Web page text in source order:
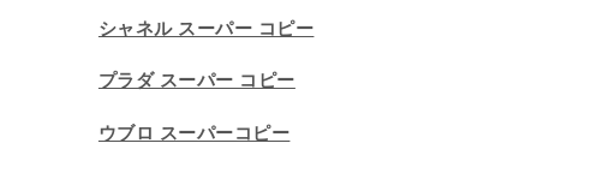
シャネル スーパー コピー
プラダ スーパー コピー
ウブロ スーパーコピー